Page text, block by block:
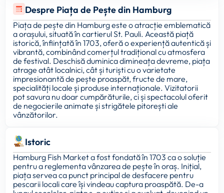
Despre Piața de Pește din Hamburg
Piața de pește din Hamburg este o atracție emblematică
a orașului, situată în cartierul St. Pauli. Această piață
istorică, înființată în 1703, oferă o experiență autentică și
vibrantă, combinând comerțul tradițional cu atmosfera
de festival. Deschisă duminica dimineața devreme, piața
atrage atât localnici, cât și turiști cu o varietate
impresionantă de pește proaspăt, fructe de mare,
specialități locale și produse internaționale. Vizitatorii
pot savura nu doar cumpărăturile, ci și spectacolul oferit
de negocierile animate și strigătele pitorești ale
vânzătorilor.
Istoric
Hamburg Fish Market a fost fondată în 1703 ca o soluție
pentru a reglementa vânzarea de pește în oraș. Inițial,
piața servea ca punct principal de desfacere pentru
pescarii locali care își vindeau captura proaspătă. De-a